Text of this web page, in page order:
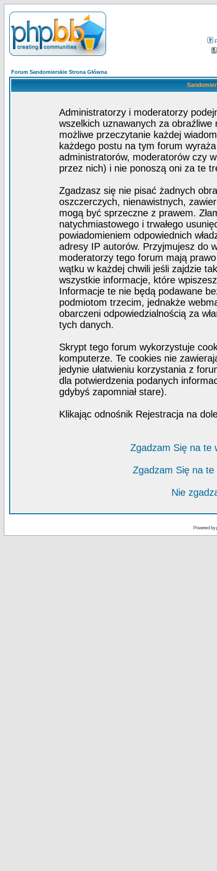
Forum Sandomierskie Strona Główna
Administratorzy i moderatorzy
wszelkich uznawanych za obraźliwe
możliwe przeczytanie każdej
każdego postu na tym forum
administratorów, moderatorów czy
przez nich) i nie ponoszą oni za te
Zgadzasz się nie pisać żadnych
oszczerczych, nienawistnych,
mogą być sprzeczne z prawem.
natychmiastowego i trwałego
powiadomieniem odpowiednich
adresy IP autorów. Przyjmujesz do
moderatorzy tego forum mają
wątku w każdej chwili jeśli zajdzie
wszystkie informacje, które
Informacje te nie będą podawane
podmiotom trzecim, jednakże
obarczeni odpowiedzialnością za
tych danych.
Skrypt tego forum wykorzystuje
komputerze. Te cookies nie
jedynie ułatwieniu korzystania z
dla potwierdzenia podanych
gdybyś zapomniał stare).
Klikając odnośnik Rejestracja na
Zgadzam Się na te
Zgadzam Się na
Nie
Powered by